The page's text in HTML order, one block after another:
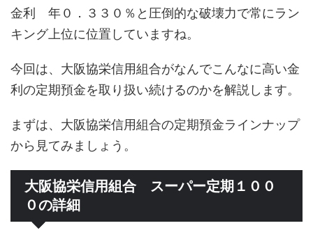
金利 年０．３３０％と圧倒的な破壊力で常にラン
キング上位に位置していますね。
今回は、大阪協栄信用組合がなんでこんなに高い金
利の定期預金を取り扱い続けるのかを解説します。
まずは、大阪協栄信用組合の定期預金ラインナップ
から見てみましょう。
大阪協栄信用組合 スーパー定期１００
０の詳細